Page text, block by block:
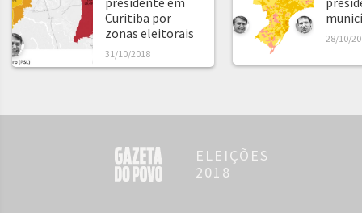
Curitiba por
zonas eleitorais
31/10/2018
28/10/
ELEIÇÕES
2018